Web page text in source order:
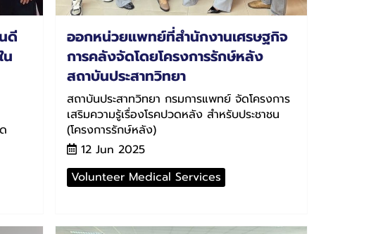
ดี
น
ออกหน่วยแพทย์ที่สำนักงานเศรษฐกิจ
การคลังจัดโดยโครงการรักษ์หลัง
สถาบันประสาทวิทยา
สถาบันประสาทวิทยา กรมการแพทย์ จัดโครงการ
เสริมความรู้เรื่องโรคปวดหลัง สำหรับประชาชน
(โครงการรักษ์หลัง)
12 Jun 2025
Volunteer Medical Services